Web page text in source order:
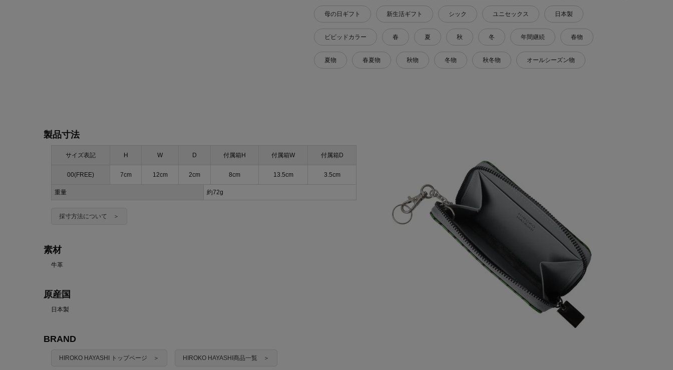
母の日ギフト 新生活ギフト シック ユニセックス 日本製
ビビッドカラー 春 夏 秋 冬 年間継続 春物
夏物 春夏物 秋物 冬物 秋冬物 オールシーズン物
製品寸法
サイズ表記 H W D 付属箱H 付属箱W 付属箱D
00(FREE) 7cm 12cm 2cm 8cm 13.5cm 3.5cm
重量 約72g
採寸方法について ＞
素材
牛革
原産国
日本製
BRAND
HIROKO HAYASHI トップページ ＞ HIROKO HAYASHI商品一覧 ＞